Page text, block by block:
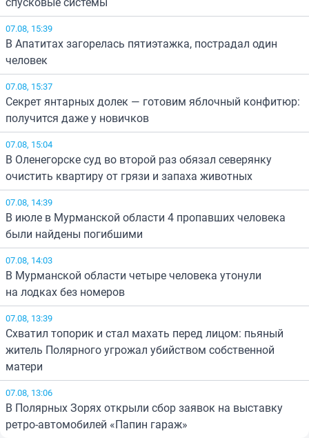
07.08, 15:39
В Апатитах загорелась пятиэтажка, пострадал один
человек
07.08, 15:37
Секрет янтарных долек — готовим яблочный конфитюр:
получится даже у новичков
07.08, 15:04
В Оленегорске суд во второй раз обязал северянку
очистить квартиру от грязи и запаха животных
07.08, 14:39
В июле в Мурманской области 4 пропавших человека
были найдены погибшими
07.08, 14:03
В Мурманской области четыре человека утонули
на лодках без номеров
07.08, 13:39
Схватил топорик и стал махать перед лицом: пьяный
житель Полярного угрожал убийством собственной
матери
07.08, 13:06
В Полярных Зорях открыли сбор заявок на выставку
ретро-автомобилей «Папин гараж»